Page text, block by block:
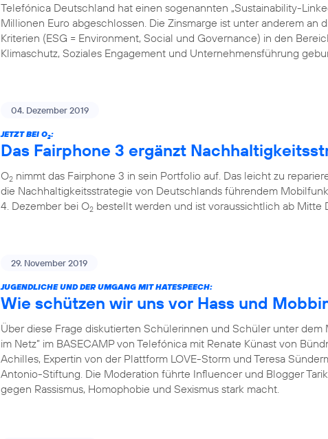
Telefónica Deutschland hat einen sogenannten „Sustainability-
Millionen Euro abgeschlossen. Die Zinsmarge ist unter anderem an
Kriterien (ESG = Environment, Social und Governance) in den
Klimaschutz, Soziales Engagement und Unternehmensführung
04. Dezember 2019
JETZT BEI O2:
Das Fairphone 3 ergänzt
O2 nimmt das Fairphone 3 in sein Portfolio auf. Das leicht zu
die Nachhaltigkeitsstrategie von Deutschlands führendem
4. Dezember bei O2 bestellt werden und ist voraussichtlich ab Mitte
29. November 2019
JUGENDLICHE UND DER UMGANG MIT HATESPEECH:
Wie schützen wir uns vor Hass und
Über diese Frage diskutierten Schülerinnen und Schüler unter dem
im Netz” im BASECAMP von Telefónica mit Renate Künast von
Achilles, Expertin von der Plattform LOVE-Storm und Teresa
Antonio-Stiftung. Die Moderation führte Influencer und Blogger
gegen Rassismus, Homophobie und Sexismus stark macht.